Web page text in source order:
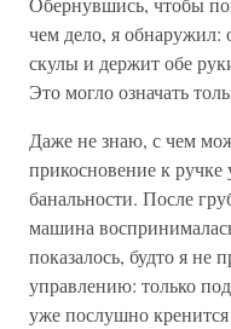
чем дело, я обнаружил:
скулы и держит обе
Это могло означать
Даже не знаю, с чем
прикосновение к
банальности. После
машина
показалось, будто я
управлению: только
уже послушно